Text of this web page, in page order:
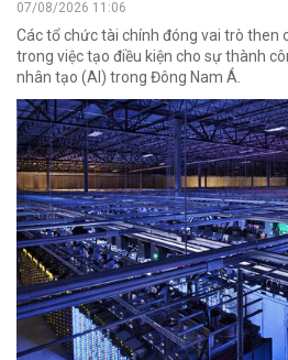
07/08/2026 11:06
Các tổ chức tài chính đóng vai trò then
trong việc tạo điều kiện cho sự thành
nhân tạo (AI) trong Đông Nam Á.